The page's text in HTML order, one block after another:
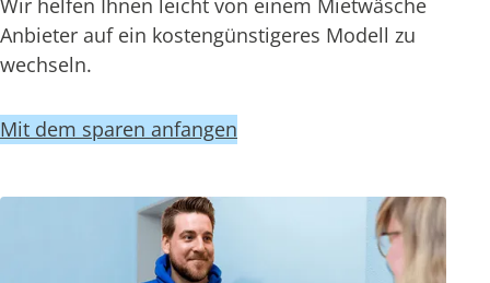
Wir helfen Ihnen leicht von einem Mietwäsche
Anbieter auf ein kostengünstigeres Modell zu
wechseln.
Mit dem sparen anfangen